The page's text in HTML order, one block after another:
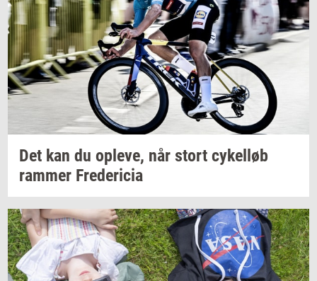
Det kan du op­le­ve, når stort cy­kel­løb
ram­mer Fre­de­ri­cia